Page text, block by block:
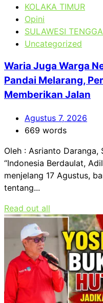
KOLAKA TIMUR
Opini
SULAWESI
Uncategorized
Waria Juga Warga
Pandai Melarang,
Memberikan Jalan
Agustus 7, 2026
669 words
Oleh : Asrianto Daranga,
“Indonesia Berdaulat,
menjelang 17 Agustus,
tentang...
Read out all